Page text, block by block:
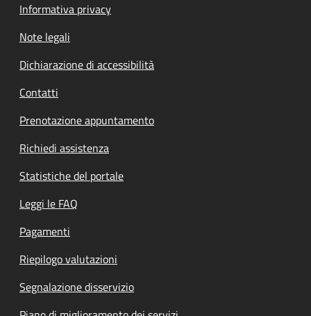
Informativa privacy
Note legali
Dichiarazione di accessibilità
Contatti
Prenotazione appuntamento
Richiedi assistenza
Statistiche del portale
Leggi le FAQ
Pagamenti
Riepilogo valutazioni
Segnalazione disservizio